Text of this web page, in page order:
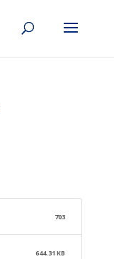
703
644.31 KB